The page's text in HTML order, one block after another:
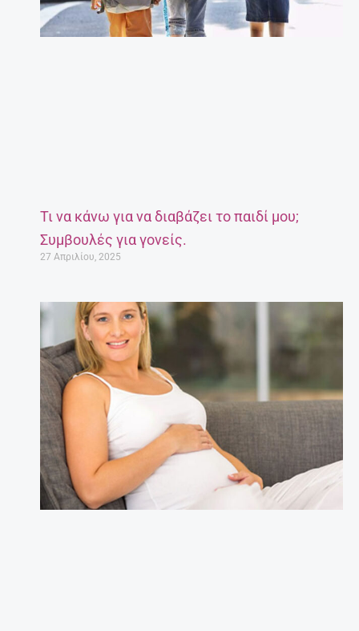
Τι να κάνω για να διαβάζει το παιδί μου;
Συμβουλές για γονείς.
27 Απριλίου, 2025